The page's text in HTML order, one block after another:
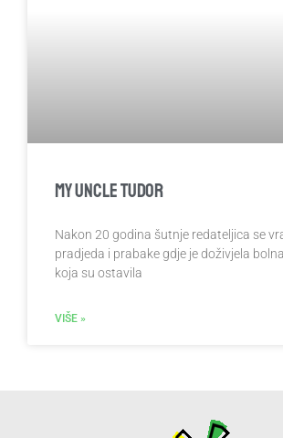
My Uncle Tudor
Nakon 20 godina šutnje redateljica se
pradjeda i prabake gdje je doživjela
koja su ostavila
VIŠE »